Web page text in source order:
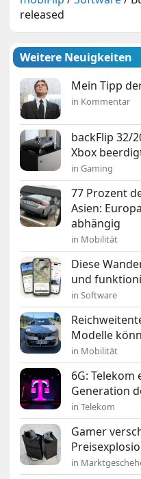
released
Weitere Neuigkeiten
Mein Tipp
in Kommentar
backFlip 32/
Xbox
in Gaming
77 Prozent
Asien:
abhängig
in Mobilität
Diese
und
in Software
Modelle
in Mobilität
6G:
Generation
in Telekom
Gamer
in